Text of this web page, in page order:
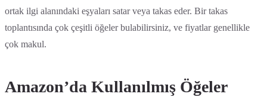
ortak ilgi alanındaki eşyaları satar veya takas eder. Bir takas
toplantısında çok çeşitli öğeler bulabilirsiniz, ve fiyatlar genellikle
çok makul.
Amazon’da Kullanılmış Öğeler